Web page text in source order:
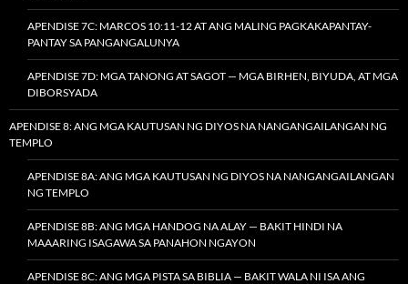
APENDISE 7C: MARCOS 10:11-12 AT ANG MALING PAGKAKAPANTAY-
PANTAY SA PANGANGALUNYA
APENDISE 7D: MGA TANONG AT SAGOT — MGA BIRHEN, BIYUDA, AT MGA
DIBORSYADA
APENDISE 8: ANG MGA KAUTUSAN NG DIYOS NA NANGANGAILANGAN NG
TEMPLO
APENDISE 8A: ANG MGA KAUTUSAN NG DIYOS NA NANGANGAILANGAN
NG TEMPLO
APENDISE 8B: ANG MGA HANDOG NA ALAY — BAKIT HINDI NA
MAAARING ISAGAWA SA PANAHON NGAYON
APENDISE 8C: ANG MGA PISTA SA BIBLIA — BAKIT WALA NI ISA ANG